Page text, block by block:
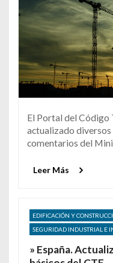
El Portal del Código
actualizado
comentarios del
Leer Más
EDIFICACIÓN Y
SEGURIDAD INDUSTRIAL E
» España.